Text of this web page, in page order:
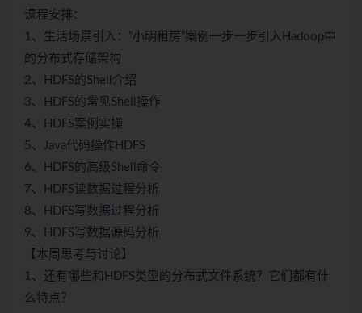
课程安排：
1、生活场景引入：”小明租房”案例一步一步引入Hadoop中
的分布式存储架构
2、HDFS的Shell介绍
3、HDFS的常见Shell操作
4、HDFS案例实操
5、Java代码操作HDFS
6、HDFS的高级Shell命令
7、HDFS读数据过程分析
8、HDFS写数据过程分析
9、HDFS写数据源码分析
【本周思考与讨论】
1、还有哪些和HDFS类型的分布式文件系统？它们都有什
么特点？